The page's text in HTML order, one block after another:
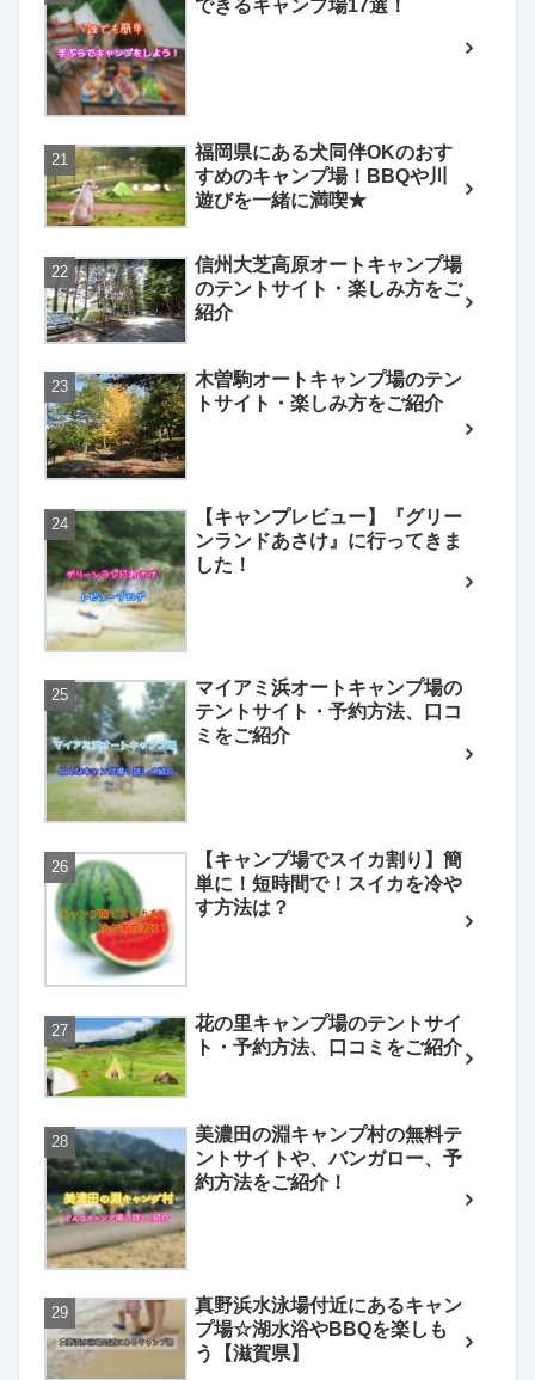
できるキャンプ場17選！
福岡県にある犬同伴OKのおす
すめのキャンプ場！BBQや川
遊びを一緒に満喫★
信州大芝高原オートキャンプ場
のテントサイト・楽しみ方をご
紹介
木曽駒オートキャンプ場のテン
トサイト・楽しみ方をご紹介
【キャンプレビュー】『グリー
ンランドあさけ』に行ってきま
した！
マイアミ浜オートキャンプ場の
テントサイト・予約方法、口コ
ミをご紹介
【キャンプ場でスイカ割り】簡
単に！短時間で！スイカを冷や
す方法は？
花の里キャンプ場のテントサイ
ト・予約方法、口コミをご紹介
美濃田の淵キャンプ村の無料テ
ントサイトや、バンガロー、予
約方法をご紹介！
真野浜水泳場付近にあるキャン
プ場☆湖水浴やBBQを楽しも
う【滋賀県】